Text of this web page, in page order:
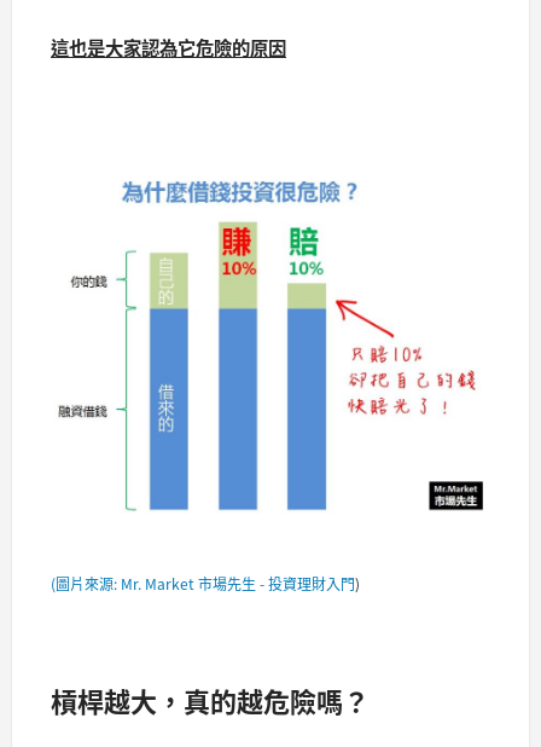
這也是大家認為它危險的原因
(圖片來源: Mr. Market 市場先生 - 投資理財入門)
槓桿越大，真的越危險嗎？